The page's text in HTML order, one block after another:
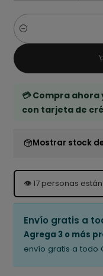
Cantidad
💳 Compra
con tarjeta de
Mostrar stock
👁️17personas
Envío gratis a
Agrega 3 o más
envío gratis a todo